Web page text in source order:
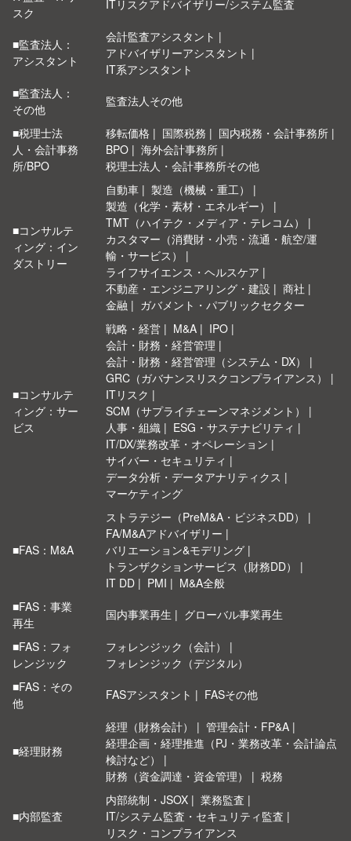
スク
ITリスクアドバイザリー/システム監査
■監査法人：
アシスタント
会計監査アシスタント
アドバイザリーアシスタント
IT系アシスタント
■監査法人：
その他
監査法人その他
■税理士法
人・会計事務
所/BPO
移転価格 国際税務
国内税務・会計事務所
BPO
海外会計事務所
税理士法人・会計事務所その他
■コンサルテ
ィング：イン
ダストリー
自動車
製造（機械・重工）
製造（化学・素材・エネルギー）
TMT（ハイテク・メディア・テレコム）
カスタマー（消費財・小売・流通・航空/運
輸・サービス）
ライフサイエンス・ヘルスケア
不動産・エンジニアリング・建設
商社
金融
ガバメント・パブリックセクター
■コンサルテ
ィング：サー
ビス
戦略・経営 M&A
IPO
会計・財務・経営管理
会計・財務・経営管理（システム・DX）
GRC（ガバナンスリスクコンプライアンス）
ITリスク
SCM（サプライチェーンマネジメント）
人事・組織
ESG・サステナビリティ
IT/DX/業務改革・オペレーション
サイバー・セキュリティ
データ分析・データアナリティクス
マーケティング
■FAS：M&A
ストラテジー（PreM&A・ビジネスDD）
FA/M&Aアドバイザリー
バリエーション&モデリング
トランザクションサービス（財務DD）
IT DD
PMI
M&A全般
■FAS：事業
再生
国内事業再生 グローバル事業再生
■FAS：フォ
レンジック
フォレンジック（会計）
フォレンジック（デジタル）
■FAS：その
他
FASアシスタント FASその他
■経理財務
経理（財務会計）
管理会計・FP&A
経理企画・経理推進（PJ・業務改革・会計論点
検討など）
財務（資金調達・資金管理）
税務
■内部監査
内部統制・JSOX
業務監査
IT/システム監査・セキュリティ監査
リスク・コンプライアンス